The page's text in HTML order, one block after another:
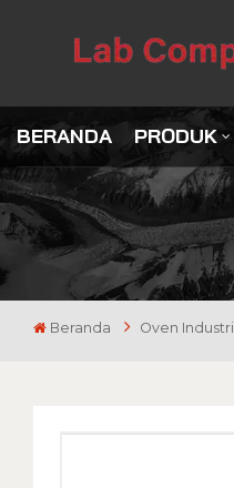
BERANDA PRODUK
Beranda Oven Industri